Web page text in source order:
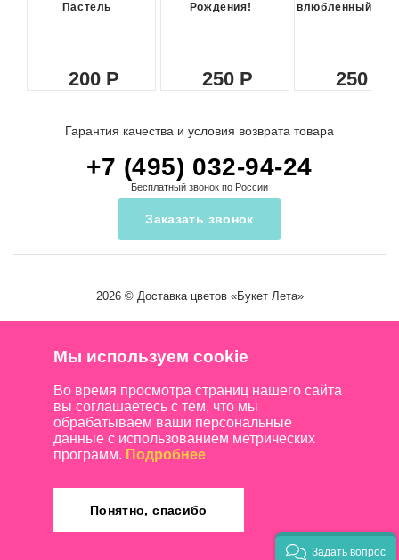
Пастель
200
Рождения!
250
влюбленный
250
Гарантия качества и условия возврата товара
+7 (495) 032-94-24
Бесплатный звонок по России
Заказать звонок
2026 © Доставка цветов«Букет Лета»
Мы используем cookie
Во время просмотра страниц нашего сайта
вы соглашаетесь с тем, что мы
обрабатываем ваши персональные
данные с использованием метрических
программ. Подробнее
Понятно, спасибо
Задать вопрос